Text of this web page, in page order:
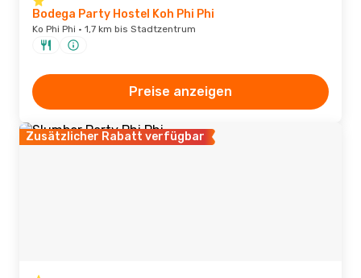
Bodega Party Hostel Koh Phi Phi
Ko Phi Phi · 1,7 km bis Stadtzentrum
Preise anzeigen
Zusätzlicher Rabatt verfügbar